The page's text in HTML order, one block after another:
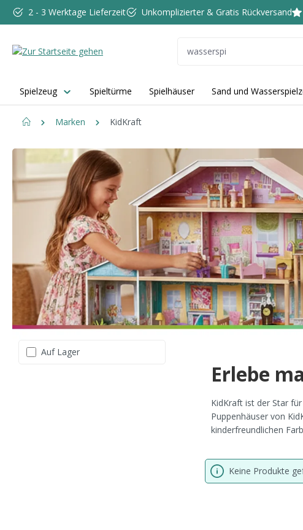
Hauptinhalt springen
Zur Suche springen
Zur Hauptnavigation springen
2 - 3 Werktage Lieferzeit Unkomplizierter & Gratis Rückversand
Spielzeug Spieltürme Spielhäuser Sand und
Marken KidKraft
Auf Lager
Erlebe
KidKraft ist der Star
Puppenhäuser von
kinderfreundlichen
Keine Produkte